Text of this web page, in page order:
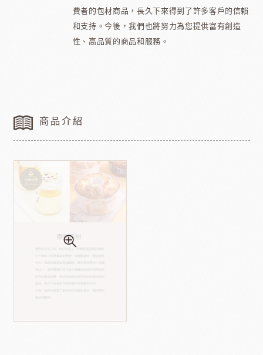
費者的包材商品，長久下來得到了許多客戶的信賴
和支持。今後，我們也將努力為您提供富有創造
性、高品質的商品和服務。
商品介紹